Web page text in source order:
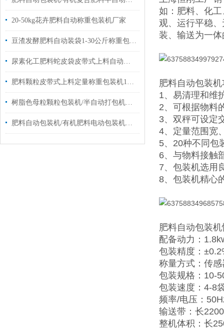
20-50kg花卉肥料自动称重包装机厂家
豆渣发酵肥料自动装袋1-30公斤称重包装机厂家
尿素化工肥料蛇皮袋皮带式上料自动称重包装机厂家定制
肥料颗粒皮带式上料定量称重包装机10-50公斤
树脂色母粒颗粒包装机/半自动打包机厂家定制
肥料自动包装机/有机肥料电动包装机定制厂家
如：肥料、化
观、运行平稳
装、输送为一
肥料自动包装
1、易清理和维
2、可根据物料
3、双秤可设定
4、定量范围宽
5、20种不同包
6、与物料接触
7、包装机选用
8、包装机精心
肥料自动包装
配备动力：
包装精度：
称量方式：传感
包装规格：10-
包装速度：4-8
频率/电压：
输送带：长
整机体积：长